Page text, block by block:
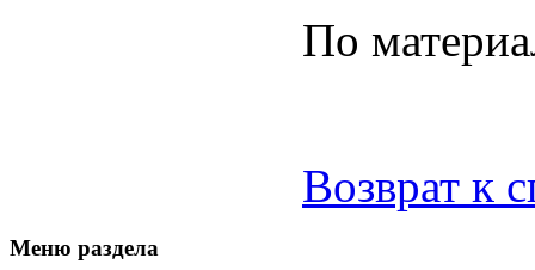
По
Возврат к
Меню раздела